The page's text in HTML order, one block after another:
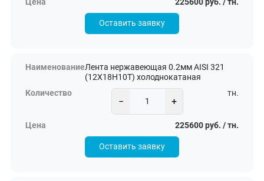
225600 руб. / тн.
Оставить заявку
Лента нержавеющая 0.2мм AISI 321
(12Х18Н10Т) холоднокатаная
− +
тн.
225600 руб. / тн.
Оставить заявку